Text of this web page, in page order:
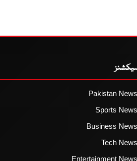
Pakistan
Sports
Business
Tech
Entertainment